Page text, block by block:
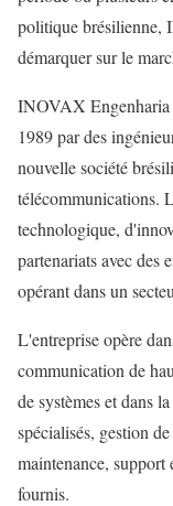
politique brésilienne,
démarquer sur le
INOVAX Engenharia
1989 par des
nouvelle société
télécommunications.
technologique,
partenariats avec des
opérant dans un
L'entreprise opère
communication de
de systèmes et dans
spécialisés, gestion
maintenance,
fournis.